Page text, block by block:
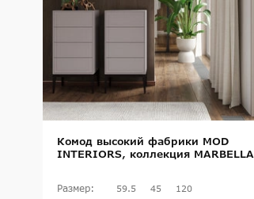
Комод высокий фабрики MOD
INTERIORS, коллекция MARBELLA
Размер: 59.5 45 120